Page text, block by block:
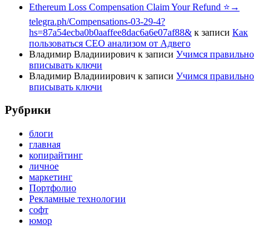
Ethereum Loss Compensation Claim Your Refund ⭐→
telegra.ph/Compensations-03-29-4?
hs=87a54ecba0b0aaffee8dac6a6e07af88& к записи Как
пользоваться СЕО анализом от Адвего
Владимир Владииирович к записи Учимся правильно
вписывать ключи
Владимир Владииирович к записи Учимся правильно
вписывать ключи
Рубрики
блоги
главная
копирайтинг
личное
маркетинг
Портфолио
Рекламные технологии
софт
юмор